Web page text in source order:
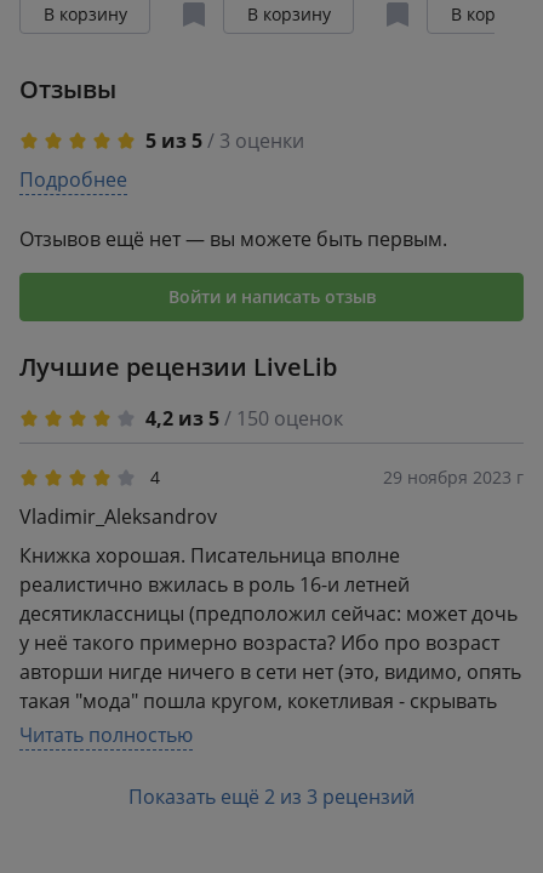
В корзину В корзину В корзину
Отзывы
5 из 5/ 3 оценки
5
3
2
0
Подробнее
Отзывов ещё нет — вы можете быть первым.
Войти и написать отзыв
Лучшие рецензии LiveLib
4,2 из 5/ 150 оценок
4 29 ноября 2023 г
Vladimir_Aleksandrov
Книжка хорошая. Писательница вполне
реалистично вжилась в роль 16-и летней
десятиклассницы (предположил сейчас: может дочь
у неё такого примерно возраста? Ибо про возраст
авторши нигде ничего в сети нет (это, видимо, опять
такая "мода" пошла кругом, кокетливая - скрывать
женский возраст). Нда... Так вот, книжка, говорю,
хорошая, героиня (от лица которой идёт
повествование) сопереживательна (для меня это
важно, ну вы знаете, я об часто пишу; а вам, кстати,
Читать полностью
Показать ещё 2 из 3 рецензий